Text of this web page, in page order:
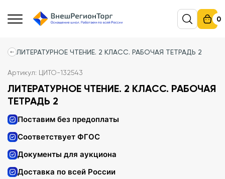
0
ЛИТЕРАТУРНОЕ ЧТЕНИЕ. 2 КЛАСС. РАБОЧАЯ ТЕТРАДЬ 2
Артикул: ЦИТО-132543
ЛИТЕРАТУРНОЕ ЧТЕНИЕ. 2 КЛАСС. РАБОЧАЯ
ТЕТРАДЬ 2
Поставим без предоплаты
Соответствует ФГОС
Документы для аукциона
Доставка по всей России